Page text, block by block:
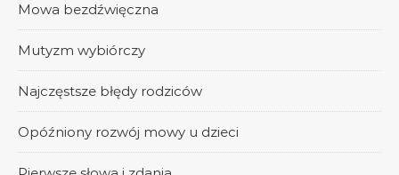
Mowa bezdźwięczna
Mutyzm wybiórczy
Najczęstsze błędy rodziców
Opóźniony rozwój mowy u dzieci